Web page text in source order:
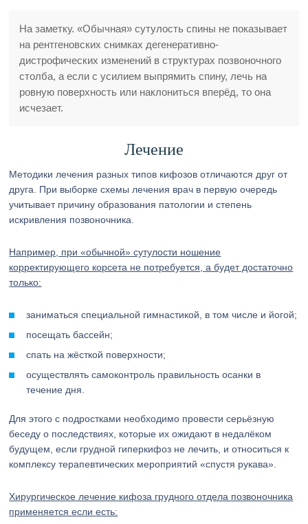
На заметку. «Обычная» сутулость спины не показывает
на рентгеновских снимках дегенеративно-
дистрофических изменений в структурах позвоночного
столба, а если с усилием выпрямить спину, лечь на
ровную поверхность или наклониться вперёд, то она
исчезает.
Лечение
Методики лечения разных типов кифозов отличаются друг от
друга. При выборке схемы лечения врач в первую очередь
учитывает причину образования патологии и степень
искривления позвоночника.
Например, при «обычной» сутулости ношение
корректирующего корсета не потребуется, а будет достаточно
только:
заниматься специальной гимнастикой, в том числе и йогой;
посещать бассейн;
спать на жёсткой поверхности;
осуществлять самоконтроль правильность осанки в
течение дня.
Для этого с подростками необходимо провести серьёзную
беседу о последствиях, которые их ожидают в недалёком
будущем, если грудной гиперкифоз не лечить, и относиться к
комплексу терапевтических мероприятий «спустя рукава».
Хирургическое лечение кифоза грудного отдела позвоночника
применяется если есть: